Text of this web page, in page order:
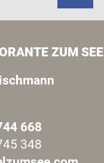
ZUM SEE
668
348